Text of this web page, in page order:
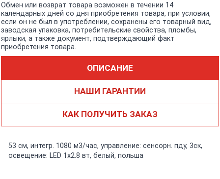
Обмен или возврат товара возможен в течении 14
календарных дней со дня приобретения товара, при условии,
если он не был в употреблении, сохранены его товарный вид,
заводская упаковка, потребительские свойства, пломбы,
ярлыки, а также документ, подтверждающий факт
приобретения товара.
ОПИСАНИЕ
НАШИ ГАРАНТИИ
КАК ПОЛУЧИТЬ ЗАКАЗ
53 см, интегр. 1080 м3/час, управление: сенсорн. пду, 3ск,
освещение: LED 1х2.8 вт, белый, польша